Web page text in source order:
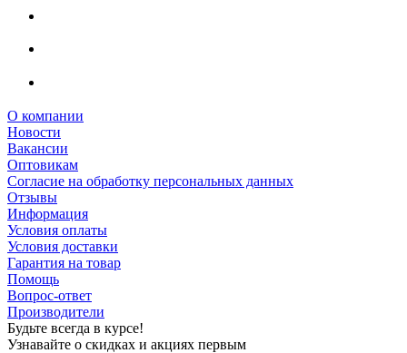
О компании
Новости
Вакансии
Оптовикам
Cогласие на обработку персональных данных
Отзывы
Информация
Условия оплаты
Условия доставки
Гарантия на товар
Помощь
Вопрос-ответ
Производители
Будьте всегда в курсе!
Узнавайте о скидках и акциях первым